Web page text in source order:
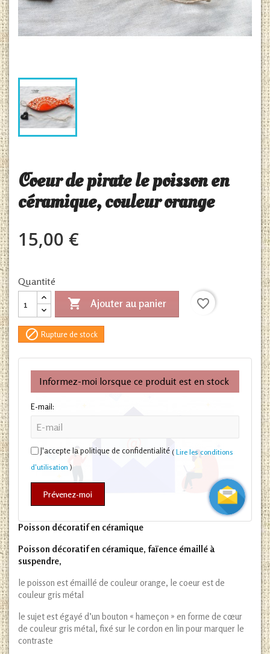
Coeur de pirate le poisson en
céramique, couleur orange
15,00 €
Quantité
 Ajouter au panier favorite_border
 Rupture de stock
Informez-moi lorsque ce produit est en stock
E-mail:
J'accepte la politique de confidentialité ( Lire les conditions
d'utilisation )
Prévenez-moi
Poisson décoratif en céramique
Poisson décoratif en céramique, faïence émaillé à
suspendre,
le poisson est émaillé de couleur orange, le coeur est de
couleur gris métal
le sujet est égayé d’un bouton « hameçon » en forme de cœur
de couleur gris métal, fixé sur le cordon en lin pour marquer le
contraste